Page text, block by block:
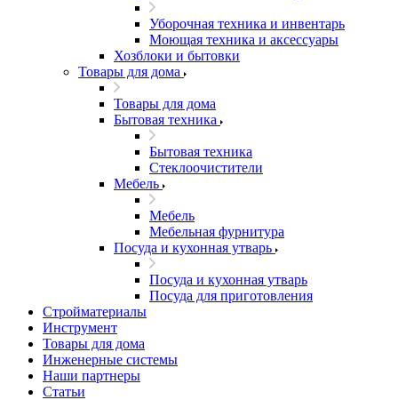
Уборочная техника и инвентарь
Моющая техника и аксессуары
Хозблоки и бытовки
Товары для дома
Товары для дома
Бытовая техника
Бытовая техника
Стеклоочистители
Мебель
Мебель
Мебельная фурнитура
Посуда и кухонная утварь
Посуда и кухонная утварь
Посуда для приготовления
Стройматериалы
Инструмент
Товары для дома
Инженерные системы
Наши партнеры
Статьи